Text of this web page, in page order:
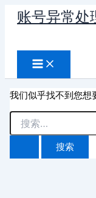
账号异常处
索
我们似乎找不到您想
搜
索：